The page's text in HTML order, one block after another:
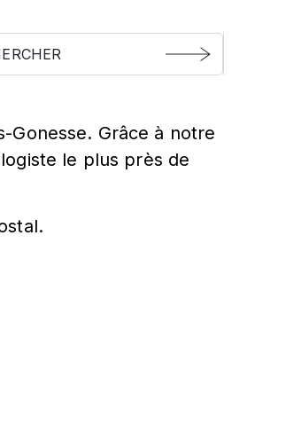
Gonesse. Grâce à notre
le plus près de